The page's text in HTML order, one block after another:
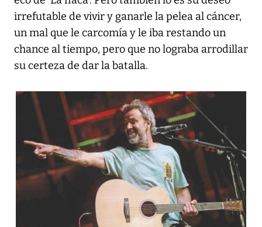
irrefutable de vivir y ganarle la pelea al cáncer,
un mal que le carcomía y le iba restando un
chance al tiempo, pero que no lograba arrodillar
su certeza de dar la batalla.